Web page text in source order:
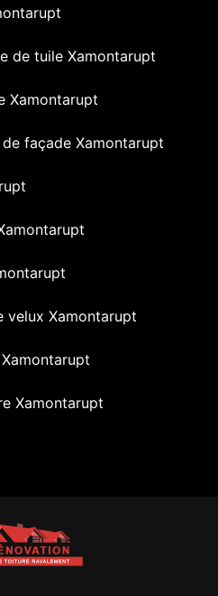
de tuile Xamontarupt
Xamontarupt
façade Xamontarupt
velux Xamontarupt
Xamontarupt